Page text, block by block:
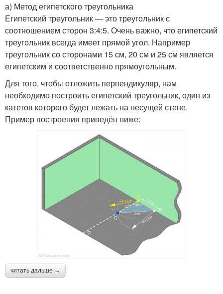
а) Метод египетского треугольника
Египетский треугольник — это треугольник с
соотношением сторон 3:4:5. Очень важно, что египетский
треугольник всегда имеет прямой угол. Например
треугольник со сторонами 15 см, 20 см и 25 см является
египетским и соответственно прямоугольным.
Для того, чтобы отложить перпендикуляр, нам
необходимо построить египетский треугольник, один из
катетов которого будет лежать на несущей стене.
Пример построения приведён ниже:
читать дальше →